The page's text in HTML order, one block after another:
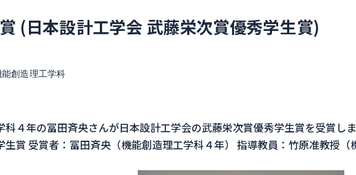
(日本設計工学会 武藤栄次賞優秀学生賞)
能創造理工学科
科４年の冨田斉央さんが日本設計工学会の武藤栄次賞優秀学生賞を受賞し
生賞 受賞者：冨田斉央（機能創造理工学科４年） 指導教員：竹原准教授